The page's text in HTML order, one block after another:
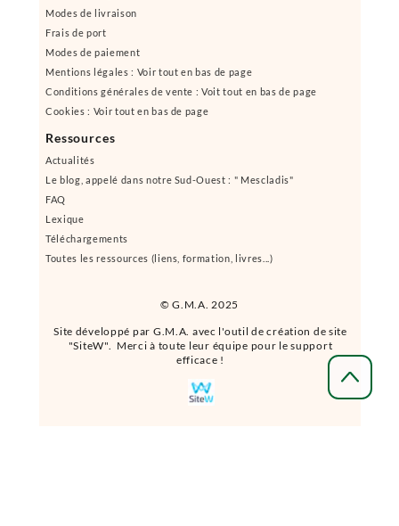
© G.M.A. 2025
Site développé par G.M.A. avec l'outil de création de site
"SiteW". Merci à toute leur équipe pour le support
efficace !
Modes de livraison
Frais de port
Modes de paiement
Mentions légales : Voir tout en bas de page
Conditions générales de vente : Voit tout en bas de page
Cookies : Voir tout en bas de page
Ressources
Actualités
Le blog, appelé dans notre Sud-Ouest : " Mescladis"
FAQ
Lexique
Téléchargements
Toutes les ressources (liens, formation, livres...)